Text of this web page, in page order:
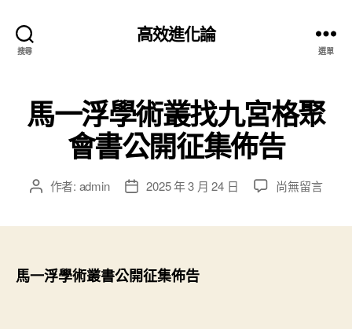
搜尋
高效進化論
選單
馬一浮學術叢找九宮格聚
會書公開征集佈告
文 作者: admin
文
期
2025 年 3 月 24 日
在
尚無留言
馬一浮學術叢書公開征集佈告